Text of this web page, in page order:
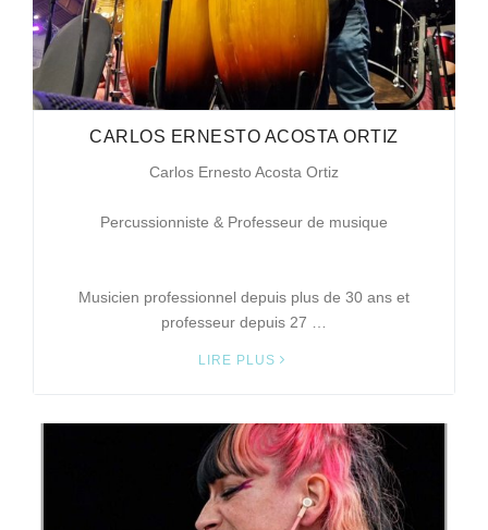
CARLOS ERNESTO ACOSTA ORTIZ
Carlos Ernesto Acosta Ortiz
Percussionniste & Professeur de musique
Musicien professionnel depuis plus de 30 ans et
professeur depuis 27 …
LIRE PLUS